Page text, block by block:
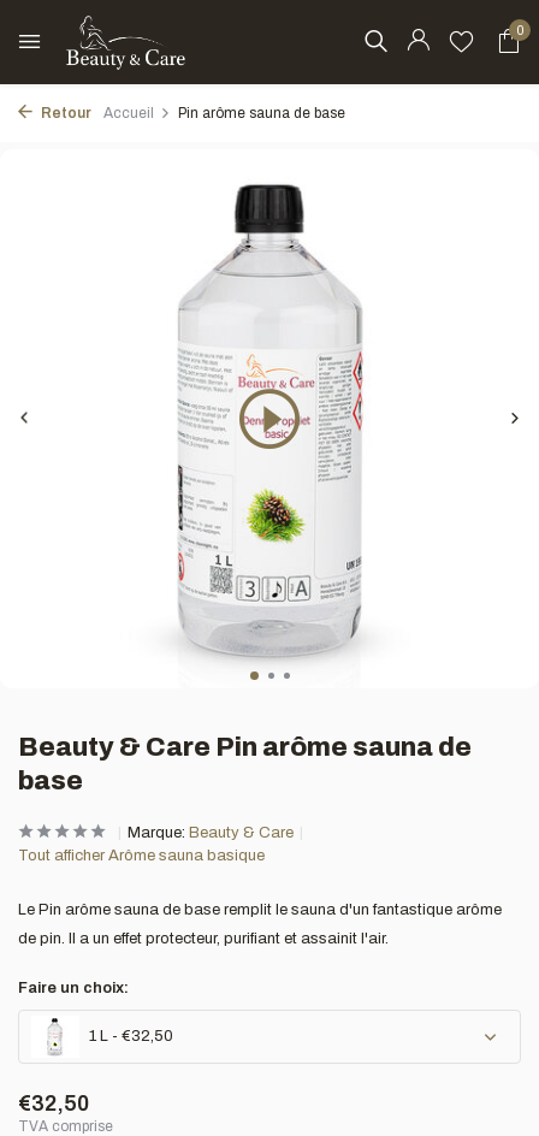
0
Retour Accueil Pin arôme sauna de base
Beauty & Care Pin arôme sauna de
base
Marque: Beauty & Care
Tout afficher Arôme sauna basique
Le Pin arôme sauna de base remplit le sauna d'un fantastique arôme
de pin. Il a un effet protecteur, purifiant et assainit l'air.
Faire un choix:
1 L - €32,50
€32,50
TVA comprise